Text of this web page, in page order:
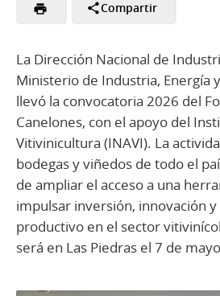
Compartir
La Dirección Nacional de
Ministerio de Industria, Energía
llevó la convocatoria 2026 del
Canelones, con el apoyo del
Vitivinicultura (INAVI). La
bodegas y viñedos de todo el
de ampliar el acceso a una
impulsar inversión, innovación
productivo en el sector
será en Las Piedras el 7 de